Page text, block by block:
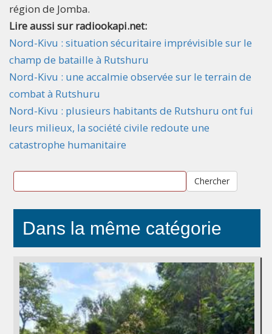
région de Jomba.
Lire aussi sur radiookapi.net:
Nord-Kivu : situation sécuritaire imprévisible sur le
champ de bataille à Rutshuru
Nord-Kivu : une accalmie observée sur le terrain de
combat à Rutshuru
Nord-Kivu : plusieurs habitants de Rutshuru ont fui
leurs milieux, la société civile redoute une
catastrophe humanitaire
Chercher
Dans la même catégorie